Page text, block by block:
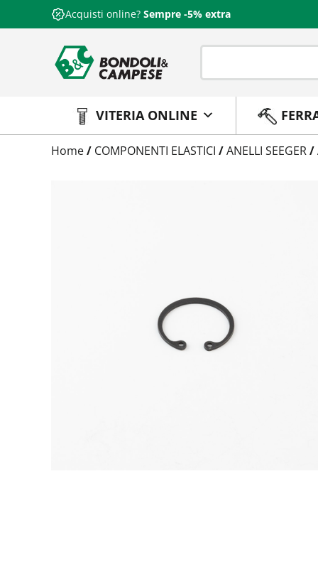
Acquisti online? Sempre -5% extra
VITERIA ONLINE
TrattamentoHome/ COMPONENTI ELASTICI /ANELLI SEEGER/